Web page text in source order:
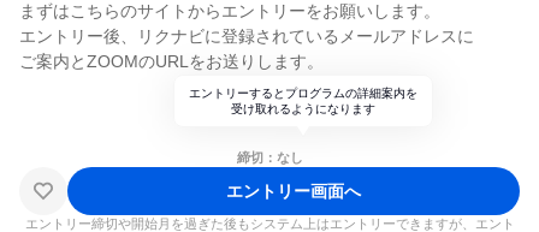
まずはこちらのサイトからエントリーをお願いします。
エントリー後、リクナビに登録されているメールアドレスに
ご案内とZOOMのURLをお送りします。
エントリーするとプログラムの詳細案内を
受け取れるようになります
締切：なし
エントリー画面へ
エントリー締切や開始月を過ぎた後もシステム上はエントリーできますが、エント